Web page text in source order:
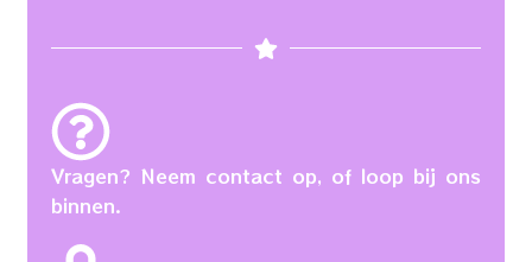
Vragen? Neem contact op, of loop bij ons
binnen.